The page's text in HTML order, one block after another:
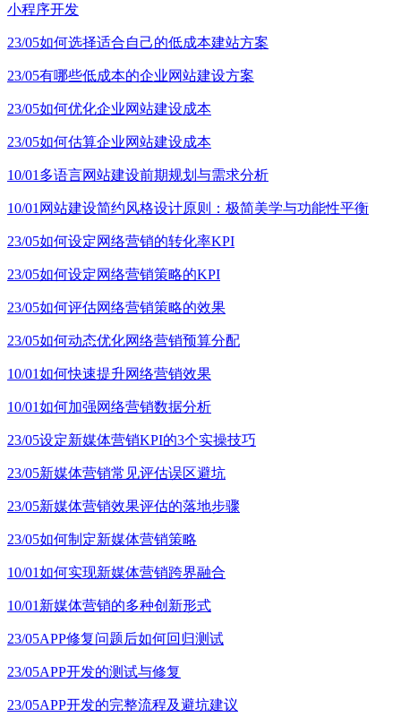
小程序开发
23/05如何选择适合自己的低成本建站方案
23/05有哪些低成本的企业网站建设方案
23/05如何优化企业网站建设成本
23/05如何估算企业网站建设成本
10/01 多语言网站建设前期规划与需求分析
10/01 网站建设简约风格设计原则：极简美学与功能性平衡
23/05如何设定网络营销的转化率KPI
23/05如何设定网络营销策略的KPI
23/05如何评估网络营销策略的效果
23/05如何动态优化网络营销预算分配
10/01如何快速提升网络营销效果
10/01如何加强网络营销数据分析
23/05设定新媒体营销KPI的3个实操技巧
23/05新媒体营销常见评估误区避坑
23/05新媒体营销效果评估的落地步骤
23/05如何制定新媒体营销策略
10/01如何实现新媒体营销跨界融合
10/01 新媒体营销的多种创新形式
23/05APP修复问题后如何回归测试
23/05APP开发的测试与修复
23/05APP开发的完整流程及避坑建议